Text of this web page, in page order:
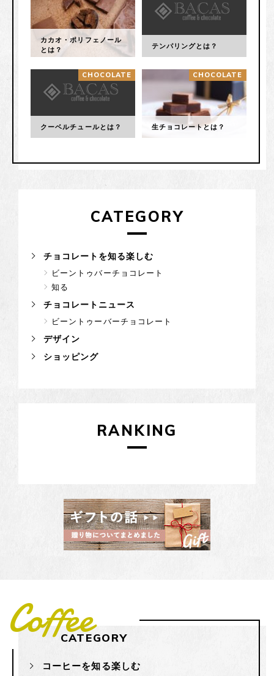
のことだが・・・
カカオ・ポリフェノール
とは？
テンパリングとは？
クーベルチュールとは？
CHOCOLATE
生チョコレートとは？
CHOCOLATE
CATEGORY
チョコレートを知る楽しむ
ビーントゥバーチョコレート
知る
チョコレートニュース
ビーントゥーバーチョコレート
デザイン
ショッピング
RANKING
CoffeeCATEGORY
コーヒーを知る楽しむ